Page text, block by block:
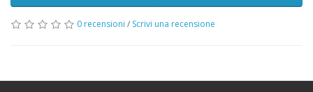
0 recensioni / Scrivi una recensione